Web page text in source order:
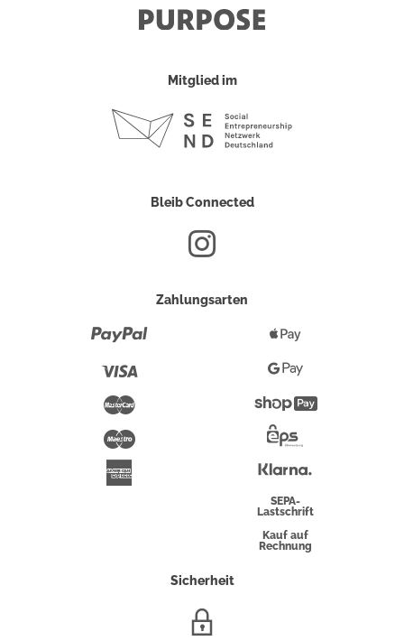
Mitglied im
Bleib Connected
Zahlungsarten
Maestro
Pay
Google
Pay
Überweisung
SEPA-
Lastschrift
Kauf auf
Rechnung
Sicherheit